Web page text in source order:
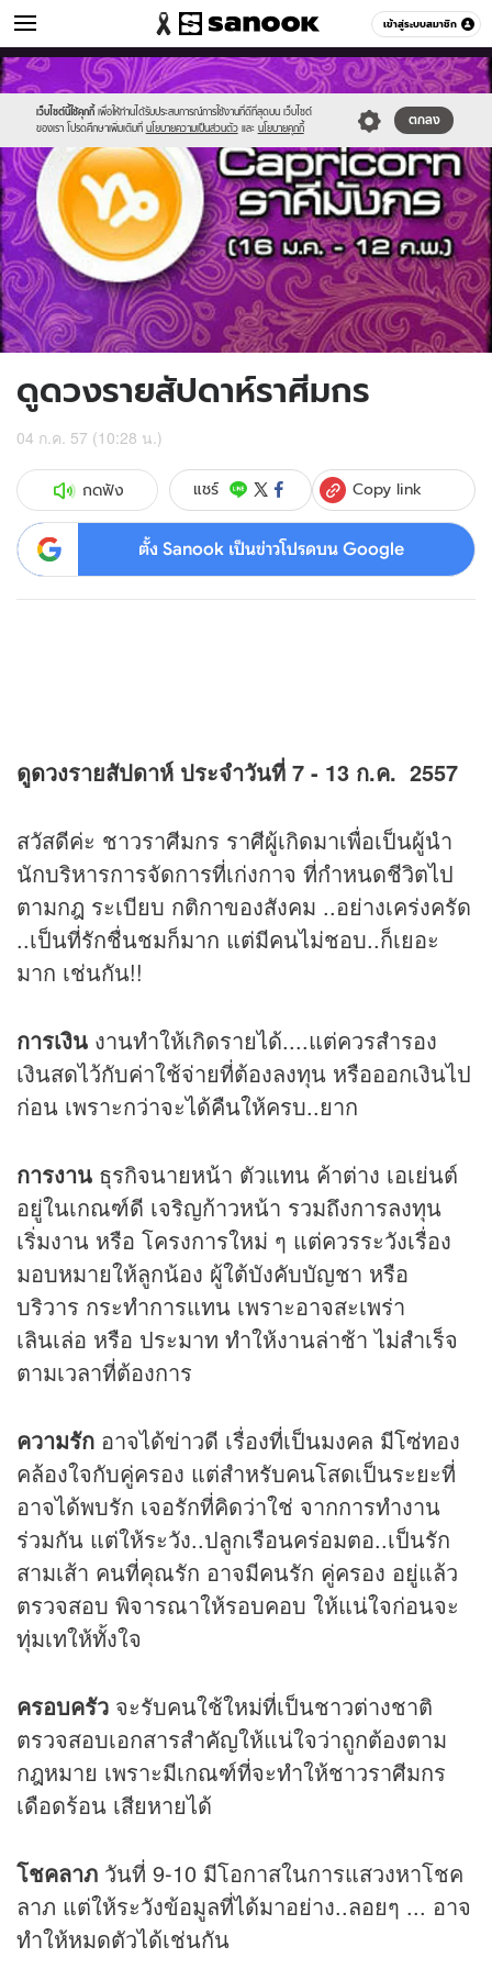
เข้าสู่ระบบสมาชิก
ดูดวง หมวดอื่นๆ
เว็บไซต์นี้ใช้คุกกี้ เพื่อให้ท่านได้รับประสบการณ์การใช้งานที่ดีที่สุดบน เว็บไซต์
ของเรา โปรดศึกษาเพิ่มเติมที่ นโยบายความเป็นส่วนตัว และ นโยบายคุกกี้
ตกลง
Sanook
//s.isanook.com/sr/0/images/logo-
new-
sanook.png
600
60
//s.isanook.com/ho/0/ud/13/66345/1capricorn.jpg
ดูดวงรายสัปดาห์ราศีมกร
04 ก.ค. 57 (10:28 น.)
กดฟัง แชร์ Copy link
ตั้ง Sanook เป็นข่าวโปรดบน Google
ดูดวงรายสัปดาห์ ประจำวันที่ 7 - 13 ก.ค. 2557
สวัสดีค่ะ ชาวราศีมกร ราศีผู้เกิดมาเพื่อเป็นผู้นำ
นักบริหารการจัดการที่เก่งกาจ ที่กำหนดชีวิตไป
ตามกฎ ระเบียบ กติกาของสังคม ..อย่างเคร่งครัด
..เป็นที่รักชื่นชมก็มาก แต่มีคนไม่ชอบ..ก็เยอะ
มาก เช่นกัน!!
การเงิน งานทำให้เกิดรายได้....แต่ควรสำรอง
เงินสดไว้กับค่าใช้จ่ายที่ต้องลงทุน หรือออกเงินไป
ก่อน เพราะกว่าจะได้คืนให้ครบ..ยาก
การงาน ธุรกิจนายหน้า ตัวแทน ค้าต่าง เอเย่นต์
อยู่ในเกณฑ์ดี เจริญก้าวหน้า รวมถึงการลงทุน
เริ่มงาน หรือ โครงการใหม่ ๆ แต่ควรระวังเรื่อง
มอบหมายให้ลูกน้อง ผู้ใต้บังคับบัญชา หรือ
บริวาร กระทำการแทน เพราะอาจสะเพร่า
เลินเล่อ หรือ ประมาท ทำให้งานล่าช้า ไม่สำเร็จ
ตามเวลาที่ต้องการ
ความรัก อาจได้ข่าวดี เรื่องที่เป็นมงคล มีโซ่ทอง
คล้องใจกับคู่ครอง แต่สำหรับคนโสดเป็นระยะที่
อาจได้พบรัก เจอรักที่คิดว่าใช่ จากการทำงาน
ร่วมกัน แต่ให้ระวัง..ปลูกเรือนคร่อมตอ..เป็นรัก
สามเส้า คนที่คุณรัก อาจมีคนรัก คู่ครอง อยู่แล้ว
ตรวจสอบ พิจารณาให้รอบคอบ ให้แน่ใจก่อนจะ
ทุ่มเทให้ทั้งใจ
ครอบครัว จะรับคนใช้ใหม่ที่เป็นชาวต่างชาติ
ตรวจสอบเอกสารสำคัญให้แน่ใจว่าถูกต้องตาม
กฎหมาย เพราะมีเกณฑ์ที่จะทำให้ชาวราศีมกร
เดือดร้อน เสียหายได้
โชคลาภ วันที่ 9-10 มีโอกาสในการแสวงหาโชค
ลาภ แต่ให้ระวังข้อมูลที่ได้มาอย่าง..ลอยๆ ... อาจ
ทำให้หมดตัวได้เช่นกัน